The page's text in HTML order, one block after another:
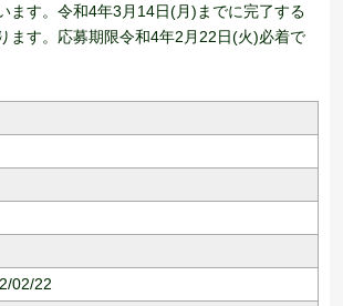
ます。令和4年3月14日(月)までに完了する
ます。応募期限令和4年2月22日(火)必着で
02/22